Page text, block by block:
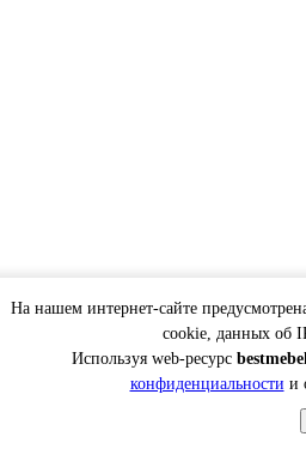
На нашем интернет-сайте
cookie, данных об
Используя web-ресурс
конфиденциальности и